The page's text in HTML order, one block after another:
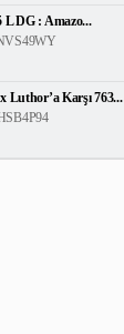
L DG : Amazo...
Karşı 763...